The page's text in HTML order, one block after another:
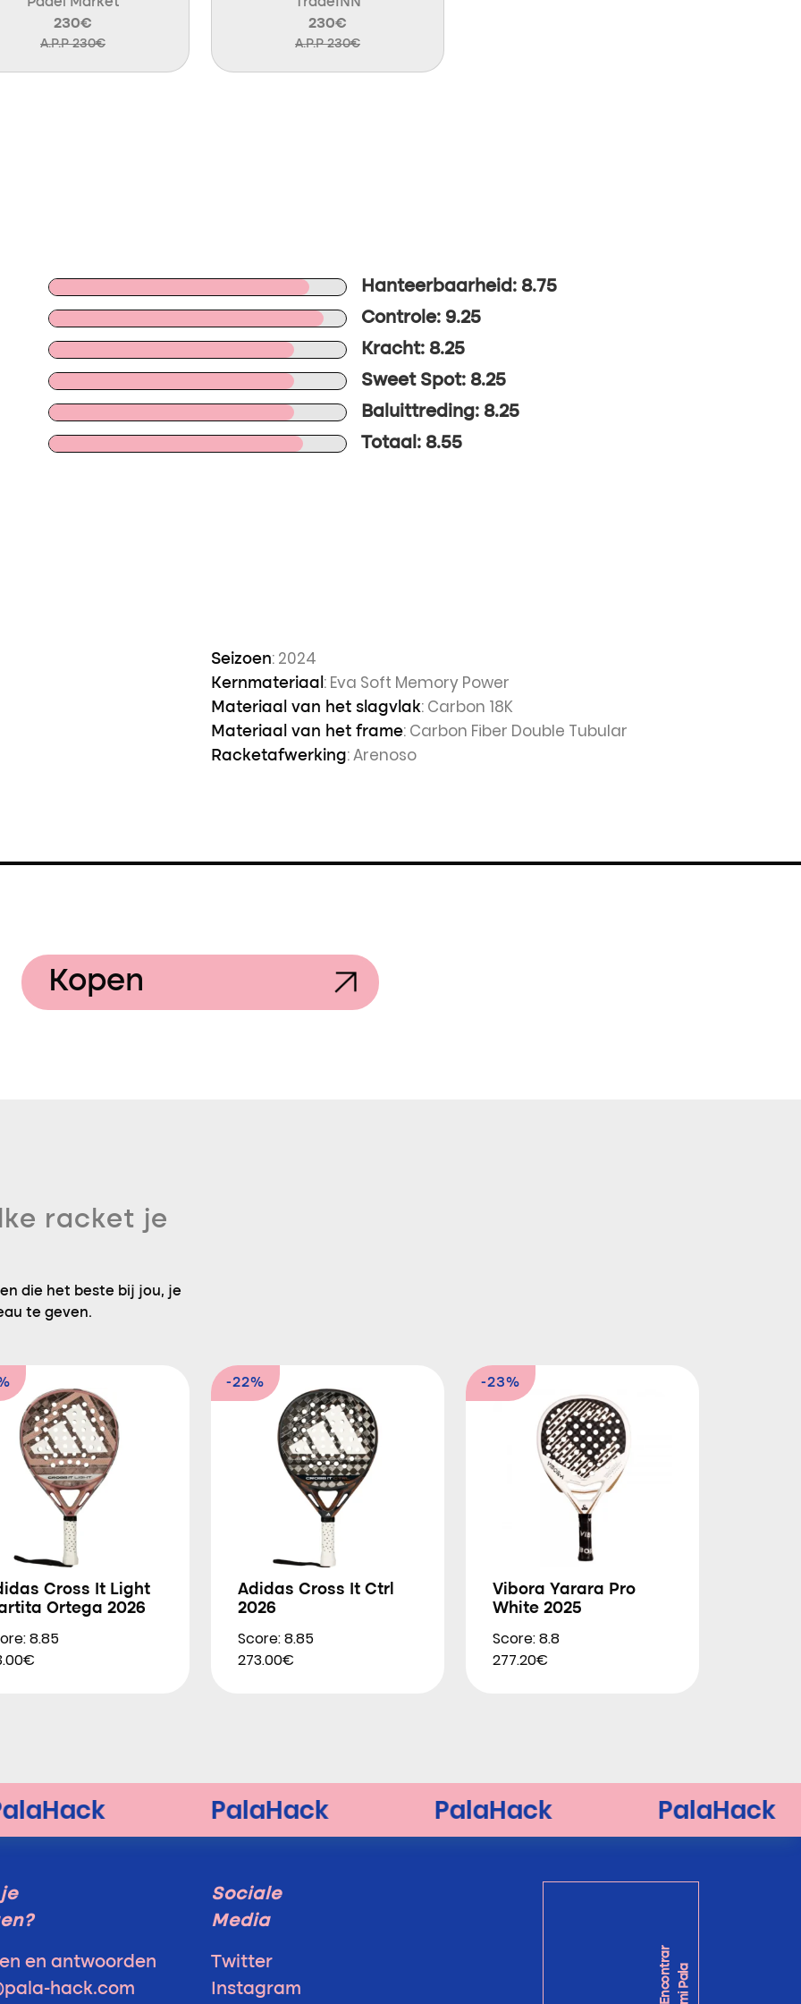
230€
A.P.P 230€
230€
A.P.P 230€
Hanteerbaarheid: 8.75
Controle: 9.25
Kracht: 8.25
Sweet Spot: 8.25
Baluittreding: 8.25
Totaal: 8.55
Seizoen: 2024
Kernmateriaal : Eva Soft Memory Power
Materiaal van het slagvlak: Carbon 18K
Materiaal van het frame: Carbon Fiber Double Tubular
Racketafwerking: Arenoso
Kopen
racket je
die het beste bij jou, je
te geven.
Cross It Light
Ortega 2026
8.85
-22%
Adidas Cross It Ctrl
2026
Score: 8.85
273.00€
-23%
Vibora Yarara Pro
White 2025
Score: 8.8
277.20€
en antwoorden
hack.com
Sociale
Media
Twitter
Instagram